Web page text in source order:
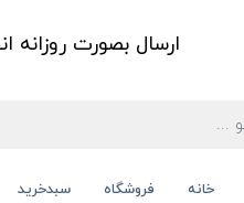
ارسال بصورت
خانه فروشگاه سبدخرید